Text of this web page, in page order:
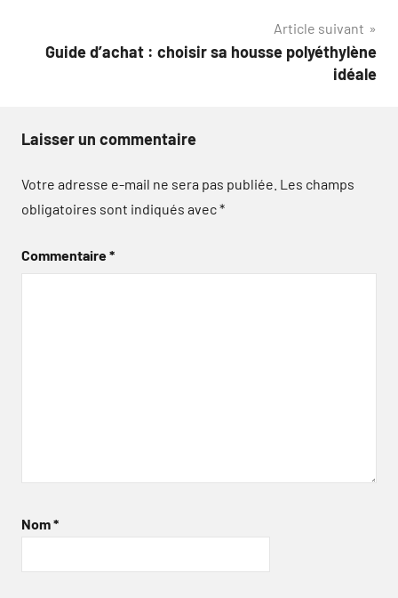
Article suivant
Guide d’achat : choisir sa housse polyéthylène
idéale
Laisser un commentaire
Votre adresse e-mail ne sera pas publiée. Les champs
obligatoires sont indiqués avec*
Commentaire*
Nom*